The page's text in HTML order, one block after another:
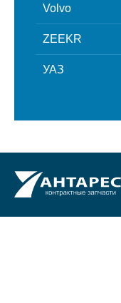
Volvo
ZEEKR
УАЗ